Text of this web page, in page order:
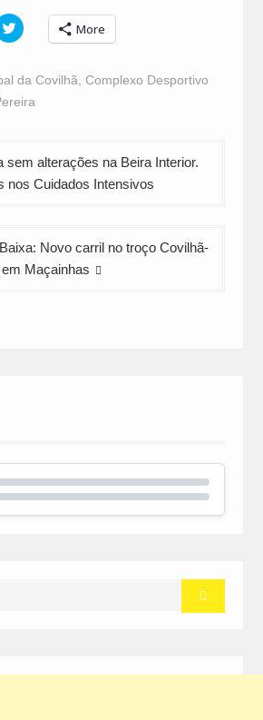
Click
to
Twitter
(Opens
in
new
More
da Covilhã Complexo Desportivo
sem alterações na Beira Interior.
nos Cuidados Intensivos
Novo carril no troço Covilhã-
Maçainhas